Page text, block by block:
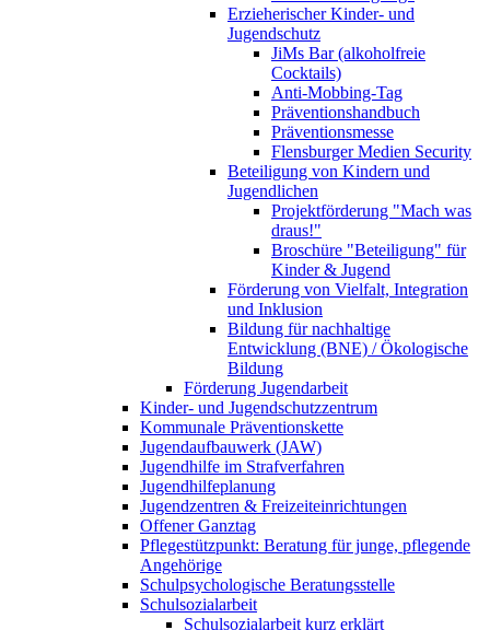
Erzieherischer Kinder- und
Jugendschutz
JiMs Bar (alkoholfreie
Cocktails)
Anti-Mobbing-Tag
Präventionshandbuch
Präventionsmesse
Flensburger Medien Security
Beteiligung von Kindern und
Jugendlichen
Projektförderung "Mach was
draus!"
Broschüre "Beteiligung" für
Kinder & Jugend
Förderung von Vielfalt, Integration
und Inklusion
Bildung für nachhaltige
Entwicklung (BNE) / Ökologische
Bildung
Förderung Jugendarbeit
Kinder- und Jugendschutzzentrum
Kommunale Präventionskette
Jugendaufbauwerk (JAW)
Jugendhilfe im Strafverfahren
Jugendhilfeplanung
Jugendzentren & Freizeiteinrichtungen
Offener Ganztag
Pflegestützpunkt: Beratung für junge, pflegende
Angehörige
Schulpsychologische Beratungsstelle
Schulsozialarbeit
Schulsozialarbeit kurz erklärt